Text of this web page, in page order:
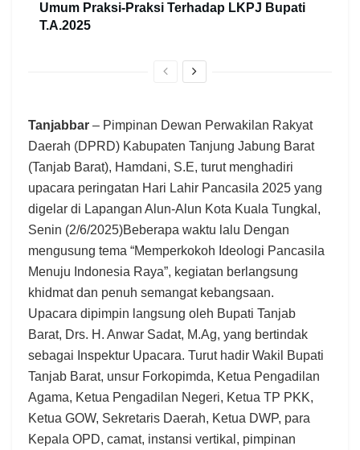
Umum Praksi-Praksi Terhadap LKPJ Bupati
T.A.2025
Tanjabbar – Pimpinan Dewan Perwakilan Rakyat
Daerah (DPRD) Kabupaten Tanjung Jabung Barat
(Tanjab Barat), Hamdani, S.E, turut menghadiri
upacara peringatan Hari Lahir Pancasila 2025 yang
digelar di Lapangan Alun-Alun Kota Kuala Tungkal,
Senin (2/6/2025)Beberapa waktu lalu Dengan
mengusung tema “Memperkokoh Ideologi Pancasila
Menuju Indonesia Raya”, kegiatan berlangsung
khidmat dan penuh semangat kebangsaan.
Upacara dipimpin langsung oleh Bupati Tanjab
Barat, Drs. H. Anwar Sadat, M.Ag, yang bertindak
sebagai Inspektur Upacara. Turut hadir Wakil Bupati
Tanjab Barat, unsur Forkopimda, Ketua Pengadilan
Agama, Ketua Pengadilan Negeri, Ketua TP PKK,
Ketua GOW, Sekretaris Daerah, Ketua DWP, para
Kepala OPD, camat, instansi vertikal, pimpinan